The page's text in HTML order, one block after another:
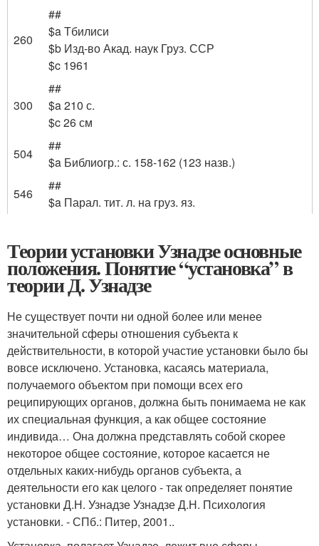
260
##
$a Тбилиси
$b Изд-во Акад. наук Груз. ССР
$c 1961
300
##
$a 210 с.
$c 26 см
504
##
$a Библиогр.: с. 158-162 (123 назв.)
546
##
$a Парал. тит. л. на груз. яз.
Теории установки Узнадзе основные
положения. Понятие “установка” в
теории Д. Узнадзе
Не существует почти ни одной более или менее
значительной сферы отношения субъекта к
действительности, в которой участие установки было бы
вовсе исключено. Установка, касаясь материала,
получаемого объектом при помощи всех его
реципирующих органов, должна быть понимаема не как
их специальная функция, а как общее состояние
индивида… Она должна представлять собой скорее
некоторое общее состояние, которое касается не
отдельных каких-нибудь органов субъекта, а
деятельности его как целого - так определяет понятие
установки Д.Н. Узнадзе Узнадзе Д.Н. Психология
установки. - СПб.: Питер, 2001..